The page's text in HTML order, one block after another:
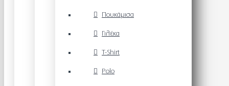
Πουκάμισα
Γιλέκα
T-Shirt
Polo